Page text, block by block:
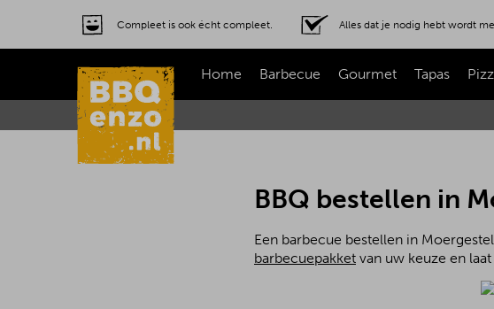
Compleet is ook écht compleet. Alles dat je nodig hebt wordt
Home Barbecue Gourmet Tapas
BBQ bestellen in
Een barbecue bestellen in
barbecuepakket van uw keuze en